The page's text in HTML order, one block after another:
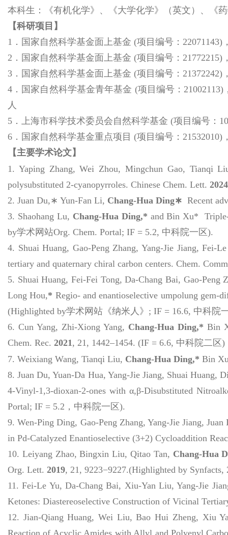
本科生：《有机化学》、《大学化学》（英文）、《
【科研项目】
1．国家自然科学基金面上基金 (项目编号：
2．国家自然科学基金面上基金 (项目编号：
3．国家自然科学基金面上基金 (项目编号：
4．国家自然科学基金青年基金 (项目编号：
人
5．上海市科学技术委员会自然科学基金 (项目编号：
6．国家自然科学基金重点项目 (项目编号：
【主要学术论文】
1. Yaping Zhang, Wei Zhou, Mingchun Gao, Tianqi
polysubstituted 2-cyanopyrroles. Chinese Chem. Lett. 2024
2. Juan Du, ∗ Yun-Fan Li, Chang-Hua Ding∗ Recent
3. Shaohang Lu, Chang-Hua Ding,* and Bin Xu*
by学术网站Org. Chem. Portal; IF = 5.2, 中科院一区).
4. Shuai Huang, Gao-Peng Zhang, Yang-Jie Jiang, Fei-
tertiary and quaternary chiral carbon centers. Chem.
5. Shuai Huang, Fei-Fei Tong, Da-Chang Bai, Gao-
Long Hou,* Regio- and enantioselective umpolung
(Highlighted by学术网站《纳米人》 ; IF = 16.6, 中科院
6. Cun Yang, Zhi-Xiong Yang, Chang-Hua Ding,* Bin
Chem. Rec. 2021 , 21 , 1442–1454. (IF = 6.6, 中科院二区)
7. Weixiang Wang, Tianqi Liu, Chang-Hua Ding,* Bin
8.Juan Du, Yuan-Da Hua, Yang-Jie Jiang, Shuai Huang,
4‑Vinyl-1,3-dioxan-2-ones with α,β-Disubstituted
Portal; IF = 5.2 ，中科院一区).
9.Wen-Ping Ding, Gao-Peng Zhang, Yang-Jie Jiang,
in Pd-Catalyzed Enantioselective (3+2) Cycloaddition
10. Leiyang Zhao, Bingxin Liu, Qitao Tan, Chang-Hua
Org. Lett. 2019, 21 , 9223−9227.(Highlighted by
11.Fei-Le Yu, Da-Chang Bai, Xiu-Yan Liu, Yang-Jie
Ketones: Diastereoselective Construction of Vicinal
12. Jian-Qiang Huang, Wei Liu, Bao Hui Zheng, Xiu
Reaction of Acyclic Amides with Allyl and Polyenyl